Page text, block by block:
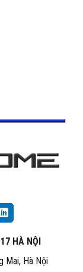
HÀ NỘI
Mai, Hà Nội